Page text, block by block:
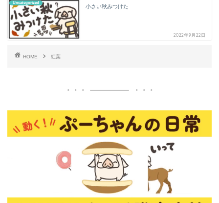
Uncategorized
小さい秋みつけた
2022年9月22日
HOME 紅葉